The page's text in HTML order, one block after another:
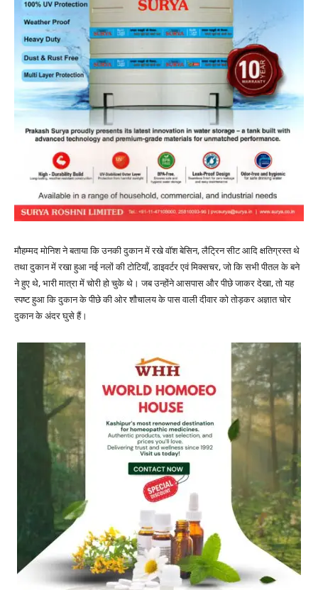
मौहम्मद मोनिश ने बताया कि उनकी दुकान में रखे वॉश बेसिन, लैट्रिन सीट आदि क्षतिग्रस्त थे
तथा दुकान में रखा हुआ नई नलों की टोटियाँ, डाइवर्टर एवं मिक्सचर, जो कि सभी पीतल के बने
ने हुए थे, भारी मात्रा में चोरी हो चुके थे। जब उन्होंने आसपास और पीछे जाकर देखा, तो यह
स्पष्ट हुआ कि दुकान के पीछे की ओर शौचालय के पास वाली दीवार को तोड़कर अज्ञात चोर
दुकान के अंदर घुसे हैं।